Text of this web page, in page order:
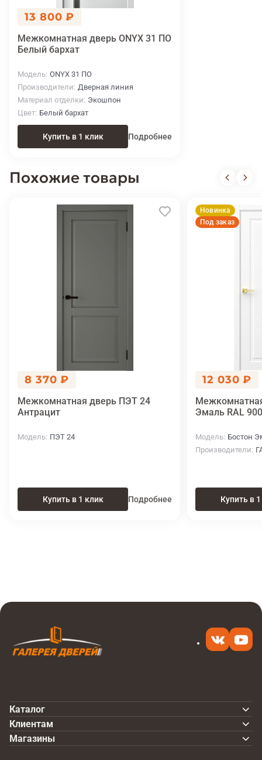
13 800 ₽
Межкомнатная дверь ONYX 31 ПО
Белый бархат
Модель ONYX 31 ПО
Производители Дверная линия
Материал отделки Экошпон
Цвет Белый бархат
Купить в 1 клик Подробнее
Похожие товары
8 370 ₽
Межкомнатная дверь ПЭТ 24
Антрацит
Модель ПЭТ 24
Купить в 1 клик Подробнее
Новинка
Под заказ
12 030 ₽
Эмаль RAL
Модель Бостон
Производители
Купить в
Каталог
Клиентам
Магазины